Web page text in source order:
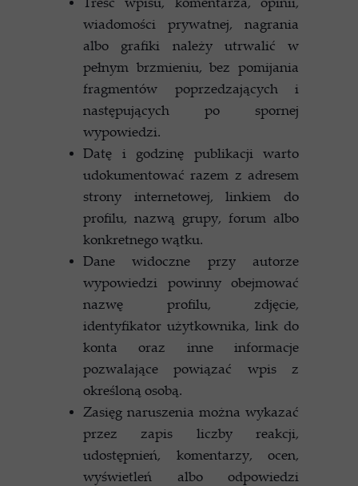
wiadomości prywatnej, nagrania
albo grafiki należy utrwalić w
pełnym brzmieniu, bez pomijania
fragmentów poprzedzających i
następujących po spornej
wypowiedzi.
Datę i godzinę publikacji warto
udokumentować razem z adresem
strony internetowej, linkiem do
profilu, nazwą grupy, forum albo
konkretnego wątku.
Dane widoczne przy autorze
wypowiedzi powinny obejmować
nazwę profilu, zdjęcie,
identyfikator użytkownika, link do
konta oraz inne informacje
pozwalające powiązać wpis z
określoną osobą.
Zasięg naruszenia można wykazać
przez zapis liczby reakcji,
udostępnień, komentarzy, ocen,
wyświetleń albo odpowiedzi